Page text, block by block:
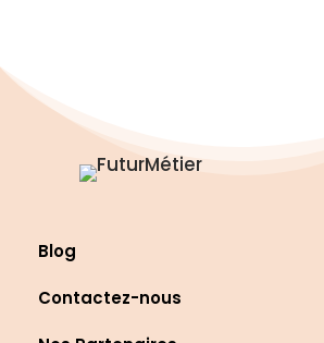
Blog
Contactez-nous